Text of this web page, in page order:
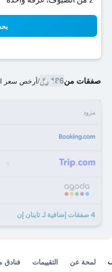
صفقات من186 ﷼ /أرخص سعر
مزود
4 صفقات إضافية لـ تاينان إن
لمحة عن التقييمات فنادق